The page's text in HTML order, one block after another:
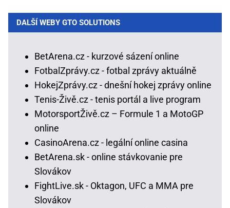
DALŠÍ WEBY GTO SOLUTIONS
BetArena.cz - kurzové sázení online
FotbalZprávy.cz - fotbal zprávy aktuálně
HokejZprávy.cz - dnešní hokej zprávy online
Tenis-Živě.cz - tenis portál a live program
MotorsportŽivě.cz – Formule 1 a MotoGP
online
CasinoArena.cz - legální online casina
BetArena.sk - online stávkovanie pre
Slovákov
FightLive.sk - Oktagon, UFC a MMA pre
Slovákov